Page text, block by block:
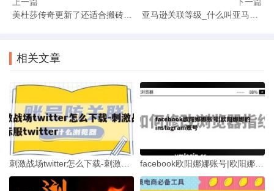
上一篇
美杜莎传奇更新了还适合搬砖吗-美杜莎传奇更新了还适合搬砖吗
下一篇
亚马逊关联等级_什么叫亚马逊账号关联
相关文章
刺激战场twitter怎么下载-刺激战场国际服twitter facebook欧阳娜娜账号|欧阳娜娜的instagram账号